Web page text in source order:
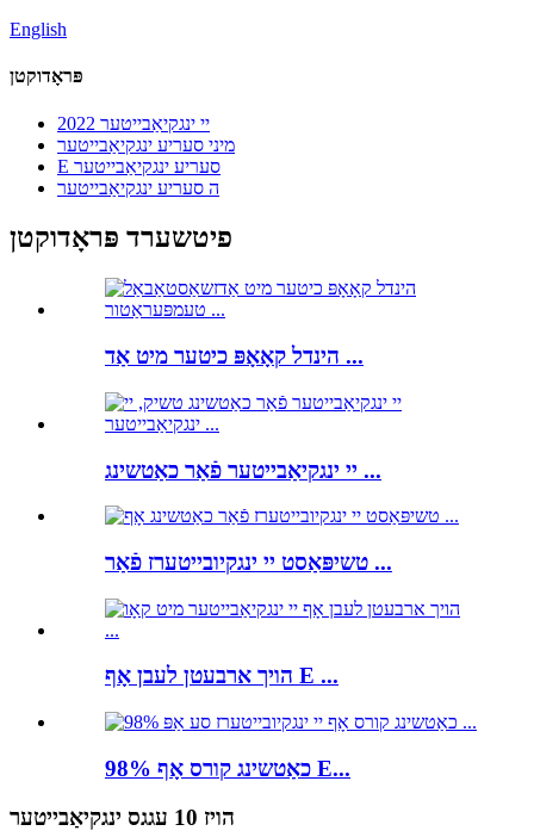
English
פּראָדוקטן
2022 יי ינגקיאַבייטער
מיני סעריע ינגקיאַבייטער
E סעריע ינגקיאַבייטער
ה סעריע ינגקיאַבייטער
פיטשערד פּראָדוקטן
הינדל קאָאָפּ כיטער מיט אַד ...
יי ינגקיאַבייטער פֿאַר כאַטשינג ...
טשיפּאַסט יי ינגקיובייטערז פֿאַר ...
הויך ארבעטן לעבן אָף E ...
98% כאַטשינג קורס אָף E...
הויז 10 עגגס ינגקיאַבייטער